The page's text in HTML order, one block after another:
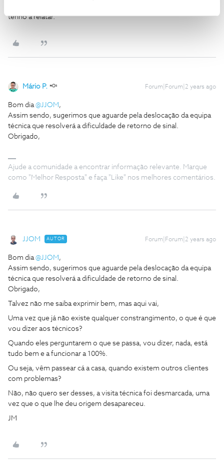
tenho a relatar.
Mário P. Forum|Forum|2 years ago
Bom dia@JJOM ,
Assim sendo, sugerimos que aguarde pela deslocação da equipa
técnica que resolverá a dificuldade de retorno de sinal.
Obrigado,
Ajude a comunidade a encontrar informação relevante. Marque
como "Melhor Resposta" e faça "Like" nos melhores comentários.
JJOM AUTOR Forum|Forum|2 years ago
Bom dia@JJOM ,
Assim sendo, sugerimos que aguarde pela deslocação da equipa
técnica que resolverá a dificuldade de retorno de sinal.
Obrigado,
Talvez não me saiba exprimir bem, mas aqui vai,
Uma vez que já não existe qualquer constrangimento, o que é que
vou dizer aos técnicos?
Quando eles perguntarem o que se passa, vou dizer, nada, está
tudo bem e a funcionar a 100%.
Ou seja, vêm passear cá a casa, quando existem outros clientes
com problemas?
Não, não quero ser desses, a visita técnica foi desmarcada, uma
vez que o que lhe deu origem desapareceu.
JM